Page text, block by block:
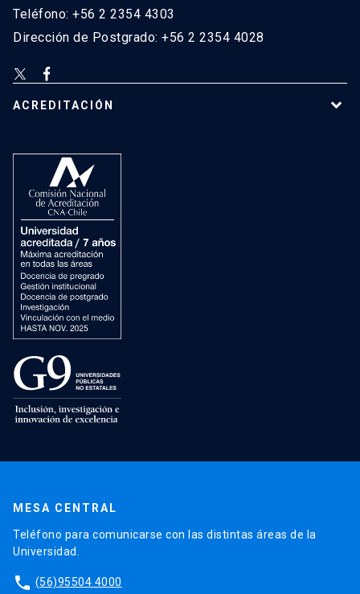
Teléfono: +56 2 2354 4303
Dirección de Postgrado: +56 2 2354 4028
ACREDITACIÓN
MESA CENTRAL
Teléfono para comunicarse con las distintas áreas de la
Universidad.
phone (56)95504 4000